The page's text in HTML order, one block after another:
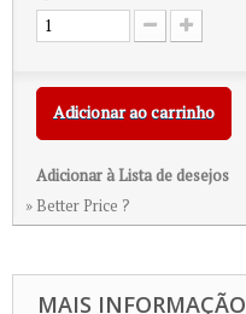
Adicionar ao carrinho
Adicionar à Lista de desejos
» Better Price ?
MAIS INFORMAÇÃO